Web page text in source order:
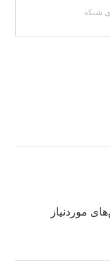
شبکه
موردنیاز